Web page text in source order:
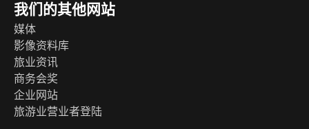
我们的其他网站
媒体
影像资料库
旅业资讯
商务会奖
企业网站
旅游业营业者登陆